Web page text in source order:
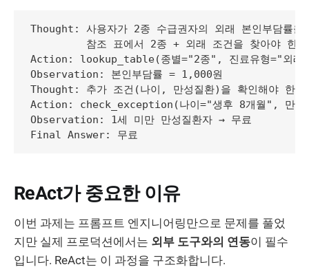
Thought: 사용자가 2종 수급권자의 외래 본인부담률
참조 표에서 2종 + 외래 조건을 찾아야 한
Action: lookup_table(종별="2종", 진료유형="외래
Observation: 본인부담률 = 1,000원
Thought: 추가 조건(나이, 만성질환)을 확인해야 한
Action: check_exception(나이="생후 8개월", 만성
Observation: 1세 미만 만성질환자 → 무료
ReAct가 중요한 이유
이번 과제는 프롬프트 엔지니어링만으로 문제를 풀었
지만 실제 프로덕션에서는 외부 도구와의 연동이 필수
입니다. ReAct는 이 과정을 구조화합니다.